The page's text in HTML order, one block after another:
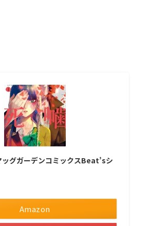
ッグガーデンコミックスBeat’sシ
Amazon